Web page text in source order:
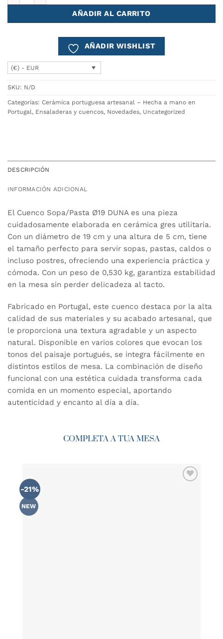
AÑADIR AL CARRITO
AÑADIR WISHLIST
(€) - EUR
SKU: N/D
Categorías: Cerámica portuguesa artesanal – Hecha a mano en
Portugal, Ensaladeras y cuencos, Novedades, Uncategorized
DESCRIPCIÓN
INFORMACIÓN ADICIONAL
El Cuenco Sopa/Pasta Ø19 DUNA es una pieza
cuidadosamente elaborada en cerámica gres utilitaria.
Con un diámetro de 19 cm y una altura de 5 cm, tiene
el tamaño perfecto para servir sopas, pastas, caldos o
incluso postres, ofreciendo una experiencia práctica y
cómoda. Con un peso de 0,530 kg, garantiza estabilidad
en la mesa sin perder delicadeza al tacto.
Fabricado en Portugal, este cuenco destaca por la alta
calidad de sus materiales y su acabado artesanal, que
le proporciona una textura agradable y un aspecto
natural. Disponible en varios colores que evocan los
tonos del paisaje portugués, se integra fácilmente en
distintos estilos de mesa. La combinación de diseño
funcional con una estética cuidada transforma cada
comida en un momento especial, aportando
autenticidad y encanto al día a día.
COMPLETA A TUA MESA
-21%
NEW